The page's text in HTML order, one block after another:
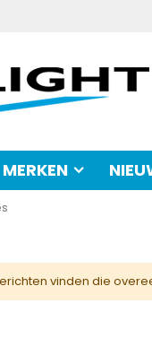
MERKEN
vinden die